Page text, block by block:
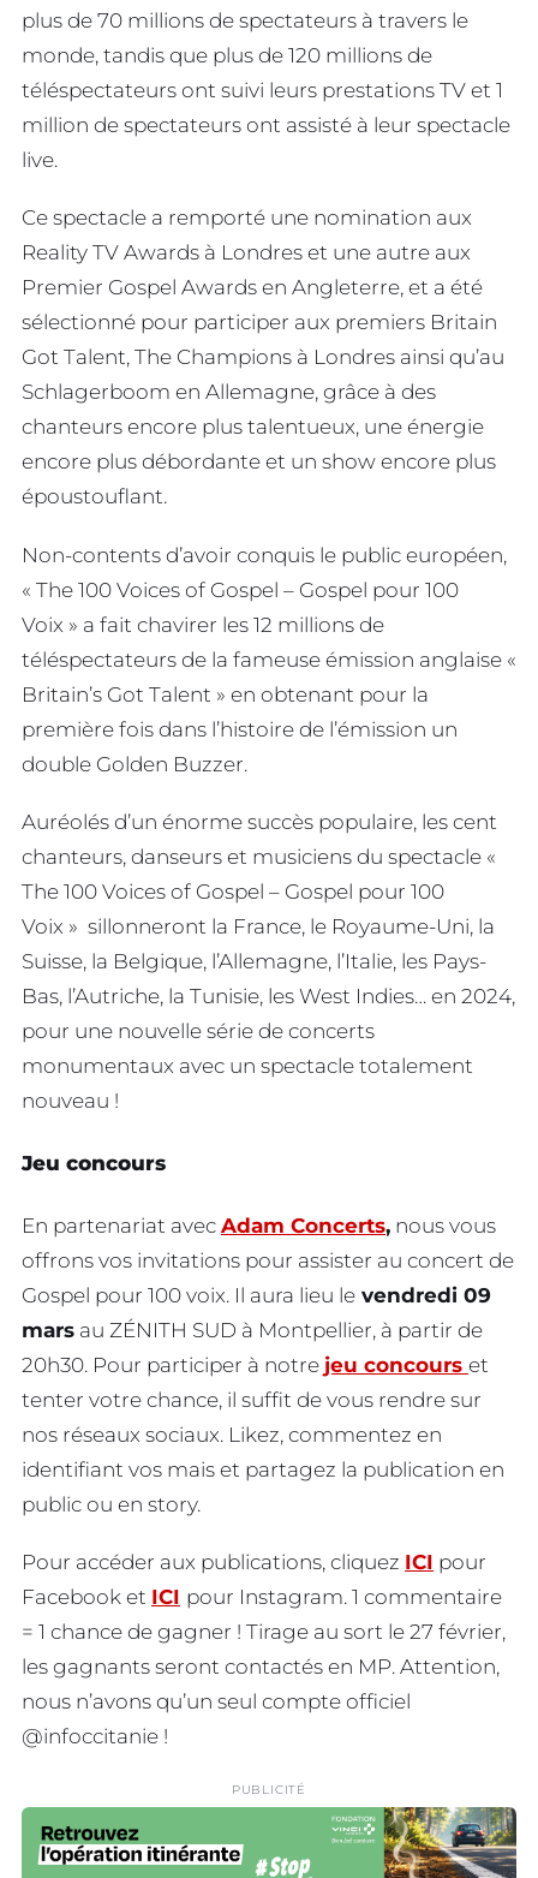
plus de 70 millions de spectateurs à travers le
monde, tandis que plus de 120 millions de
téléspectateurs ont suivi leurs prestations TV et 1
million de spectateurs ont assisté à leur spectacle
live.
Ce spectacle a remporté une nomination aux
Reality TV Awards à Londres et une autre aux
Premier Gospel Awards en Angleterre, et a été
sélectionné pour participer aux premiers Britain
Got Talent, The Champions à Londres ainsi qu’au
Schlagerboom en Allemagne, grâce à des
chanteurs encore plus talentueux, une énergie
encore plus débordante et un show encore plus
époustouflant.
Non-contents d’avoir conquis le public européen,
« The 100 Voices of Gospel – Gospel pour 100
Voix » a fait chavirer les 12 millions de
téléspectateurs de la fameuse émission anglaise «
Britain’s Got Talent » en obtenant pour la
première fois dans l’histoire de l’émission un
double Golden Buzzer.
Auréolés d’un énorme succès populaire, les cent
chanteurs, danseurs et musiciens du spectacle «
The 100 Voices of Gospel – Gospel pour 100
Voix » sillonneront la France, le Royaume-Uni, la
Suisse, la Belgique, l’Allemagne, l’Italie, les Pays-
Bas, l’Autriche, la Tunisie, les West Indies… en 2024,
pour une nouvelle série de concerts
monumentaux avec un spectacle totalement
nouveau !
Jeu concours
En partenariat avec Adam Concerts, nous vous
offrons vos invitations pour assister au concert de
Gospel pour 100 voix. Il aura lieu le vendredi 09
mars au ZÉNITH SUD à Montpellier, à partir de
20h30. Pour participer à notre jeu concours et
tenter votre chance, il suffit de vous rendre sur
nos réseaux sociaux. Likez, commentez en
identifiant vos mais et partagez la publication en
public ou en story.
Pour accéder aux publications, cliquez ICI pour
Facebook et ICI pour Instagram. 1 commentaire
= 1 chance de gagner ! Tirage au sort le 27 février,
les gagnants seront contactés en MP. Attention,
nous n’avons qu’un seul compte officiel
@infoccitanie !
PUBLICITÉ